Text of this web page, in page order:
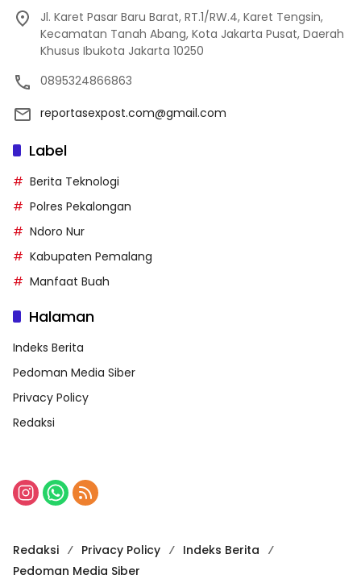
Jl. Karet Pasar Baru Barat, RT.1/RW.4, Karet Tengsin,
Kecamatan Tanah Abang, Kota Jakarta Pusat, Daerah
Khusus Ibukota Jakarta 10250
0895324866863
reportasexpost.com@gmail.com
Label
Berita Teknologi
Polres Pekalongan
Ndoro Nur
Kabupaten Pemalang
Manfaat Buah
Halaman
Indeks Berita
Pedoman Media Siber
Privacy Policy
Redaksi
Redaksi Privacy Policy
Indeks Berita
Pedoman Media Siber